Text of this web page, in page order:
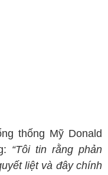
thống Mỹ Donald
“Tôi tin rằng phản
liệt và đây chính